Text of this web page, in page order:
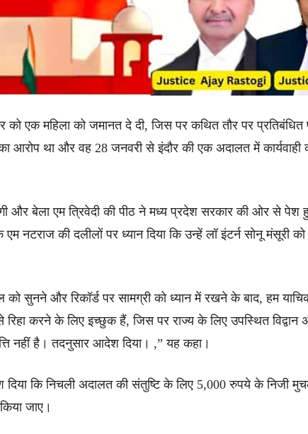
को एक महिला को जमानत दे दी, जिस पर कथित तौर पर
आरोप था और वह 28 जनवरी से इंदौर की एक अदालत में
और बेला एम त्रिवेदी की पीठ ने मध्य प्रदेश सरकार की ओर से पेश
नटराज की दलीलों पर ध्यान दिया कि उन्हें लॉ इंटर्न सोनू मंसूरी
को सुनने और रिकॉर्ड पर सामग्री को ध्यान में रखने के बाद, हम
करने के लिए इच्छुक हैं, जिस पर राज्य के लिए उपस्थित विद्वान
नहीं है। तदनुसार आदेश दिया। ,” यह कहा।
दिया कि निचली अदालत की संतुष्टि के लिए 5,000 रुपये के निजी
जाए।